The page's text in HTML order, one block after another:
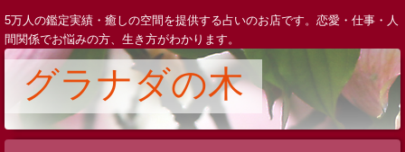
5万人の鑑定実績・癒しの空間を提供する占いのお店です。恋愛・仕事・人
間関係でお悩みの方、生き方がわかります。
グラナダの木